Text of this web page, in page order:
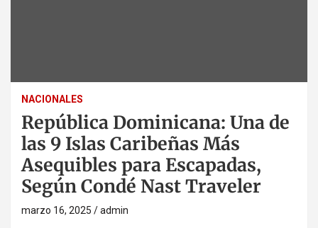
NACIONALES
República Dominicana: Una de
las 9 Islas Caribeñas Más
Asequibles para Escapadas,
Según Condé Nast Traveler
marzo 16, 2025 admin